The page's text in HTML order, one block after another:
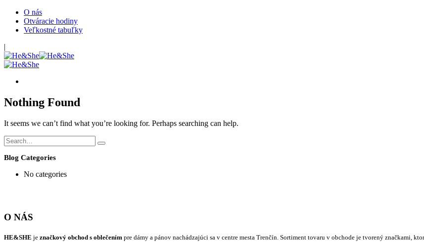
O nás
Otváracie hodiny
Veľkostné tabuľky
|
Nothing Found
It seems we can’t find what you’re looking for. Perhaps searching can help.
Blog Categories
No categories
O NÁS
HE&SHE je značkový obchod s oblečením pre dámy a pánov nachádzajúci sa v centre mesta Trenčín. Sortiment tovaru v obchode je tvorený značkami,